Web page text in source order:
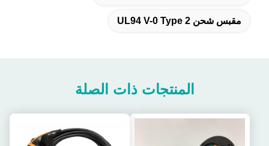
مقبس شحن UL94 V-0 Type 2
المنتجات ذات الصلة